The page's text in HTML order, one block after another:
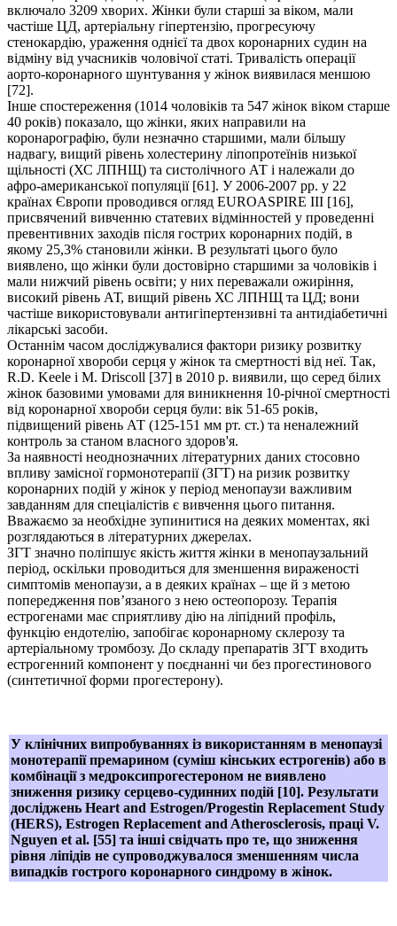
включало 3209 хворих. Жінки були старші за віком, мали
частіше ЦД, артеріальну гіпертензію, прогресуючу
стенокардію, ураження однієї та двох коронарних судин на
відміну від учасників чоловічої статі. Тривалість операції
аорто-коронарного шунтування у жінок виявилася меншою
[72].
Інше спостереження (1014 чоловіків та 547 жінок віком старше
40 років) показало, що жінки, яких направили на
коронарографію, були незначно старшими, мали більшу
надвагу, вищий рівень холестерину ліпопротеїнів низької
щільності (ХС ЛПНЩ) та систолічного АТ і належали до
афро-американської популяції [61]. У 2006-2007 рр. у 22
країнах Європи проводився огляд EUROASPIRE III [16],
присвячений вивченню статевих відмінностей у проведенні
превентивних заходів після гострих коронарних подій, в
якому 25,3% становили жінки. В результаті цього було
виявлено, що жінки були достовірно старшими за чоловіків і
мали нижчий рівень освіти; у них переважали ожиріння,
високий рівень АТ, вищий рівень ХС ЛПНЩ та ЦД; вони
частіше використовували антигіпертензивні та антидіабетичні
лікарські засоби.
Останнім часом досліджувалися фактори ризику розвитку
коронарної хвороби серця у жінок та смертності від неї. Так,
R.D. Keele і М. Driscoll [37] в 2010 р. виявили, що серед білих
жінок базовими умовами для виникнення 10-річної смертності
від коронарної хвороби серця були: вік 51-65 років,
підвищений рівень АТ (125-151 мм рт. ст.) та неналежний
контроль за станом власного здоров'я.
За наявності неоднозначних літературних даних стосовно
впливу замісної гормонотерапії (ЗГТ) на ризик розвитку
коронарних подій у жінок у період менопаузи важливим
завданням для спеціалістів є вивчення цього питання.
Вважаємо за необхідне зупинитися на деяких моментах, які
розглядаються в літературних джерелах.
ЗГТ значно поліпшує якість життя жінки в менопаузальний
період, оскільки проводиться для зменшення вираженості
симптомів менопаузи, а в деяких країнах – ще й з метою
попередження пов’язаного з нею остеопорозу. Терапія
естрогенами має сприятливу дію на ліпідний профіль,
функцію ендотелію, запобігає коронарному склерозу та
артеріальному тромбозу. До складу препаратів ЗГТ входить
естрогенний компонент у поєднанні чи без прогестинового
(синтетичної форми прогестерону).
У клінічних випробуваннях із використанням в менопаузі
монотерапії премарином (суміш кінських естрогенів) або в
комбінації з медроксипрогестероном не виявлено
зниження ризику серцево-судинних подій [10]. Результати
досліджень Heart and Estrogen/Progestin Replacement Study
(HERS), Estrogen Replacement and Atherosclerosis, праці V.
Nguyen et al. [55] та інші свідчать про те, що зниження
рівня ліпідів не супроводжувалося зменшенням числа
випадків гострого коронарного синдрому в жінок.